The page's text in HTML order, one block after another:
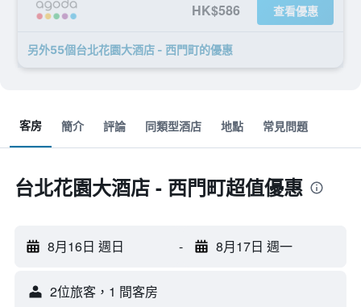
HK$586 查看優惠
另外55個台北花園大酒店 - 西門町​的優惠
客房 簡介 評論 同類型酒店 地點 常見問題
台北花園大酒店 - 西門町超值優惠
8月16日 週日 - 8月17日 週一
2位旅客，1 間客房